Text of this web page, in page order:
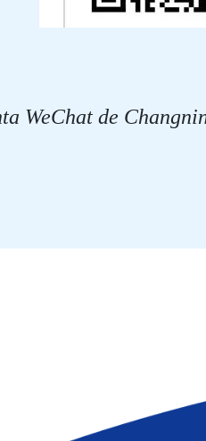
WeChat de